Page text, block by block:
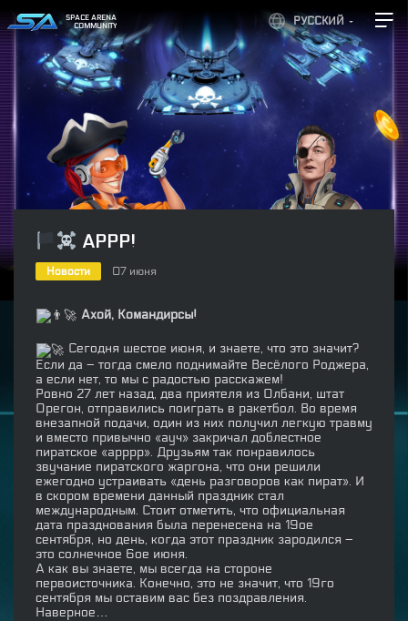
РУССКИЙ
SPACE ARENA
COMMUNITY
АРРР!
Новости 07 июня
Ахой, Командирсы!
Сегодня шестое июня, и знаете, что это значит?
Если да – тогда смело поднимайте Весёлого Роджера,
а если нет, то мы с радостью расскажем!
Ровно 27 лет назад, два приятеля из Олбани, штат
Орегон, отправились поиграть в ракетбол. Во время
внезапной подачи, один из них получил легкую травму
и вместо привычно «ауч» закричал доблестное
пиратское «арррр». Друзьям так понравилось
звучание пиратского жаргона, что они решили
ежегодно устраивать «день разговоров как пират». И
в скором времени данный праздник стал
международным. Стоит отметить, что официальная
дата празднования была перенесена на 19ое
сентября, но день, когда этот праздник зародился –
это солнечное 6ое июня.
А как вы знаете, мы всегда на стороне
первоисточника. Конечно, это не значит, что 19го
сентября мы оставим вас без поздравления.
Наверное…